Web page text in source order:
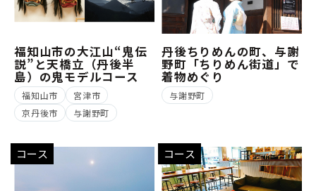
福知山市の大江山“鬼伝
説”と天橋立（丹後半
島）の鬼モデルコース
福知山市
宮津市
京丹後市
与謝野町
丹後ちりめんの町、与謝
野町「ちりめん街道」で
着物めぐり
与謝野町
コース コース